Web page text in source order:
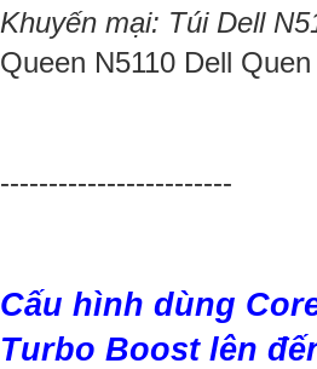
Khuyến mại: Túi Dell
Queen N5110 Dell
------------------------
Cấu hình dùng
Turbo Boost lên